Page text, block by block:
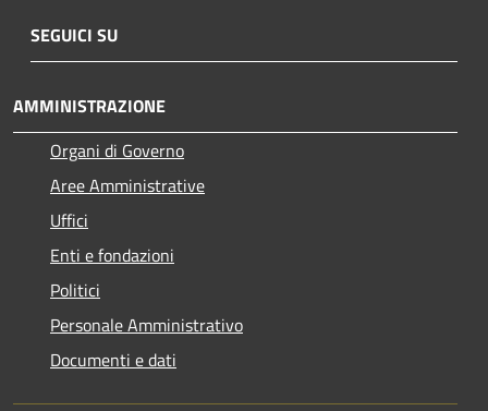
SEGUICI SU
AMMINISTRAZIONE
Organi di Governo
Aree Amministrative
Uffici
Enti e fondazioni
Politici
Personale Amministrativo
Documenti e dati